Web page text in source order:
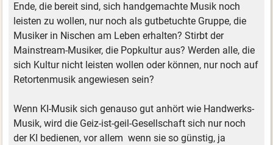
Ende, die bereit sind, sich handgemachte Musik noch
leisten zu wollen, nur noch als gutbetuchte Gruppe, die
Musiker in Nischen am Leben erhalten? Stirbt der
Mainstream-Musiker, die Popkultur aus? Werden alle, die
sich Kultur nicht leisten wollen oder können, nur noch auf
Retortenmusik angewiesen sein?
Wenn KI-Musik sich genauso gut anhört wie Handwerks-
Musik, wird die Geiz-ist-geil-Gesellschaft sich nur noch
der KI bedienen, vor allem wenn sie so günstig, ja